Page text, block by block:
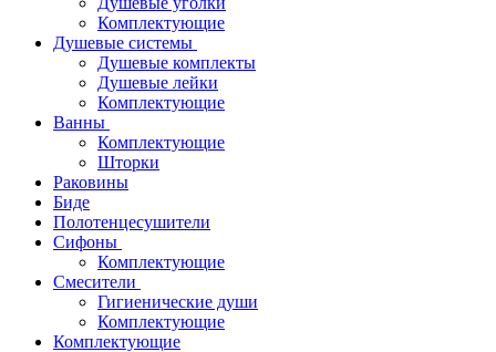
Комплектующие
Душевые системы
Душевые комплекты
Душевые лейки
Комплектующие
Ванны
Комплектующие
Шторки
Раковины
Биде
Полотенцесушители
Сифоны
Комплектующие
Смесители
Гигиенические души
Комплектующие
Комплектующие